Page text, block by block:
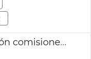
Plazos permisos ocupación comisiones falleras 2026